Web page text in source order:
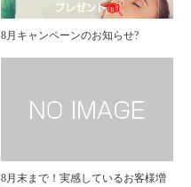
8月キャンペーンのお知らせ?
8月末まで！実感しているお客様増